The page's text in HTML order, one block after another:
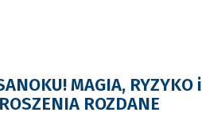
MAGIA, RYZYKO i
ROZDANE